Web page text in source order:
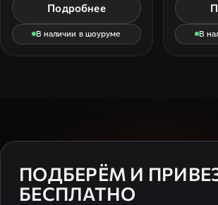
Подробнее
В наличии в шоуруме В
ПОДБЕРЁМ И
БЕСПЛАТНО